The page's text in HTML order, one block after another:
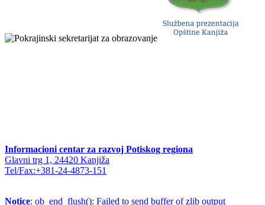
Informacioni centar za razvoj Potiskog regiona
Glavni trg 1, 24420 Kanjiža
Tel/Fax:+381-24-4873-151
Notice: ob_end_flush(): Failed to send buffer of zlib output